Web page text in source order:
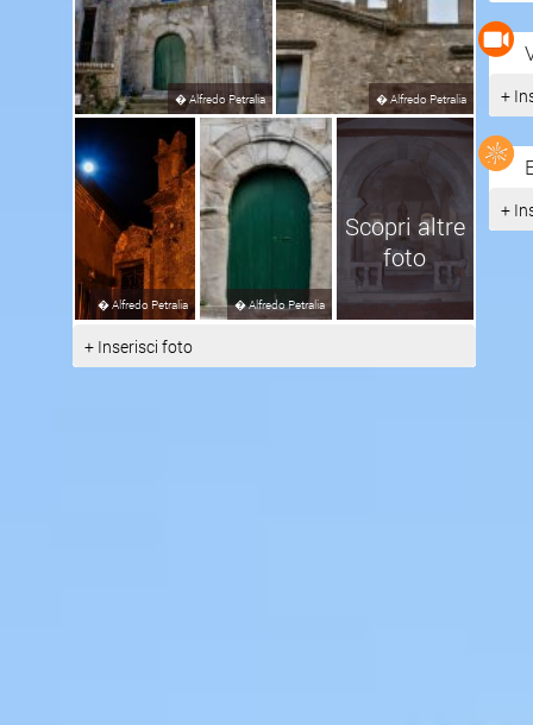
�Alfredo Petralia �Alfredo Petralia
�Alfredo Petralia �Alfredo Petralia
Scopri altre
foto
+ Inserisci foto
+
+